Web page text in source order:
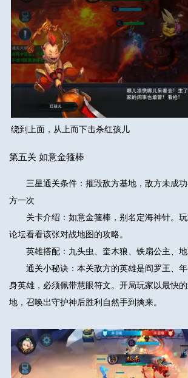
绕到上面，从上而下击杀红孩儿
第五关 如意金箍棒
三星通关条件：摧毁敌方基地，敌方未成功
方一次
关卡介绍：如意金箍棒，别名定海神针。玩
论坛看看该张对战地图的攻略。
英雄搭配：九头虫、奎木狼、铁扇公主、
通关小秘诀：本关敌方的英雄是阎罗王、年
身英雄，必须佩带慧眼符文。开局玩家以最快
地，召唤出守护神后胜利自然手到擒来。